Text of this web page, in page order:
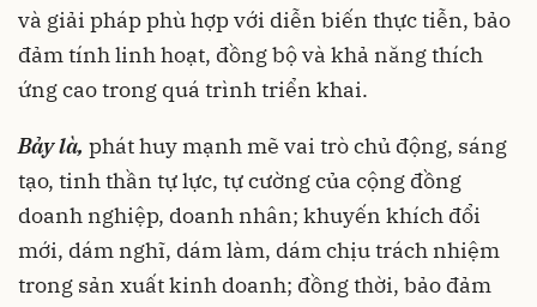
và giải pháp phù hợp với diễn biến thực tiễn, bảo
đảm tính linh hoạt, đồng bộ và khả năng thích
ứng cao trong quá trình triển khai.
Bảy là, phát huy mạnh mẽ vai trò chủ động, sáng
tạo, tinh thần tự lực, tự cường của cộng đồng
doanh nghiệp, doanh nhân; khuyến khích đổi
mới, dám nghĩ, dám làm, dám chịu trách nhiệm
trong sản xuất kinh doanh; đồng thời, bảo đảm